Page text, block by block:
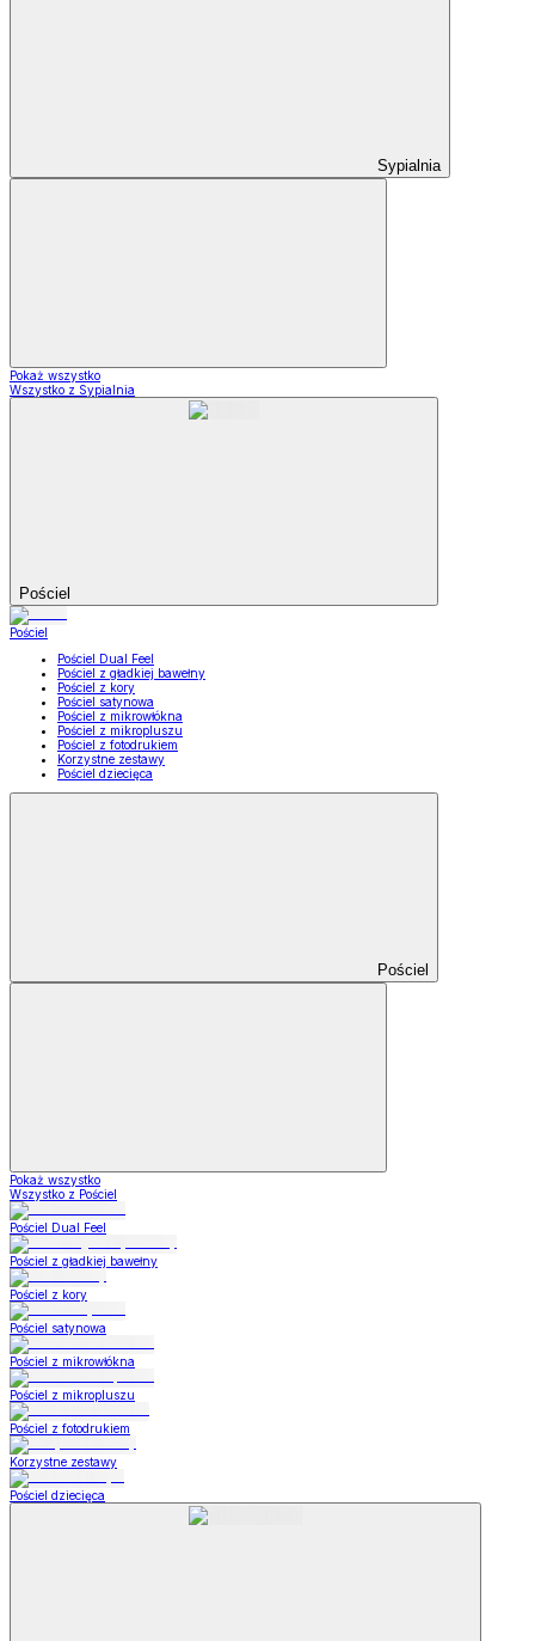
Sypialnia
Pokaż wszystko
Wszystko z Sypialnia
Pościel
Pościel
Pościel Dual Feel
Pościel z gładkiej bawełny
Pościel z kory
Pościel satynowa
Pościel z mikrowłókna
Pościel z mikropluszu
Pościel z fotodrukiem
Korzystne zestawy
Pościel dziecięca
Pościel
Pokaż wszystko
Wszystko z Pościel
Pościel Dual Feel
Pościel z gładkiej bawełny
Pościel z kory
Pościel satynowa
Pościel z mikrowłókna
Pościel z mikropluszu
Pościel z fotodrukiem
Korzystne zestawy
Pościel dziecięca